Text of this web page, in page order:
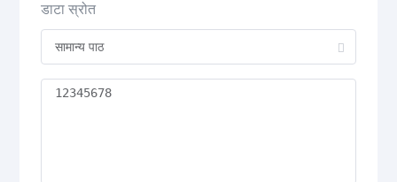
CODE 39 Mod 43
CODE 93
Codabar
डाटा स्रोत